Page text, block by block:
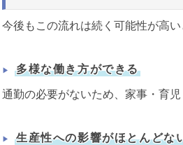
今後もこの流れは続く可能性が高
多様な働き方ができる
通勤の必要がないため、家事・育
生産性への影響がほとんどな